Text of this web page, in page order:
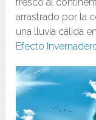
arrastrado por la
una lluvia cálida
Efecto